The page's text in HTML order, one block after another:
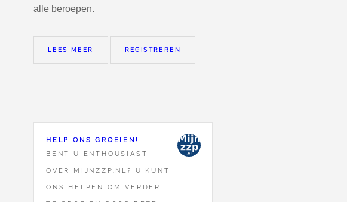
alle beroepen.
LEES MEER REGISTREREN
HELP ONS GROEIEN!
BENT U ENTHOUSIAST
OVER MIJNZZP.NL? U KUNT
ONS HELPEN OM VERDER